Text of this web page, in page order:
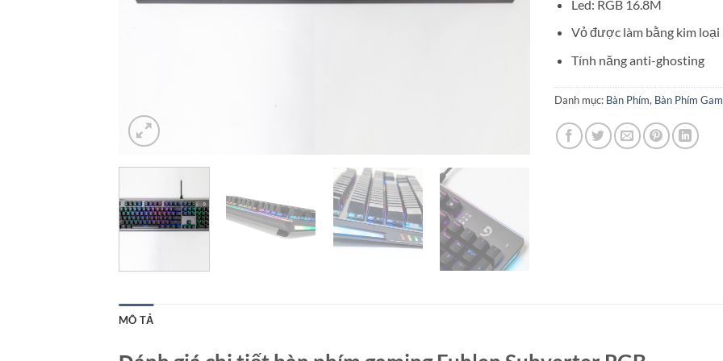
Led: RGB 16.8M
Vỏ được làm bằng kim loại
Tính năng anti-ghosting
Danh mục: Bàn Phím, Bàn Phím
MÔ TẢ